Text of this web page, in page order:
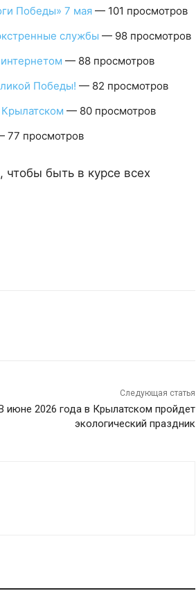
Победы» 7 мая — 101 просмотров
службы — 98 просмотров
— 88 просмотров
Победы! — 82 просмотров
— 80 просмотров
77 просмотров
быть в курсе всех
Следующая статья
июне 2026 года в Крылатском пройдет
экологический праздник